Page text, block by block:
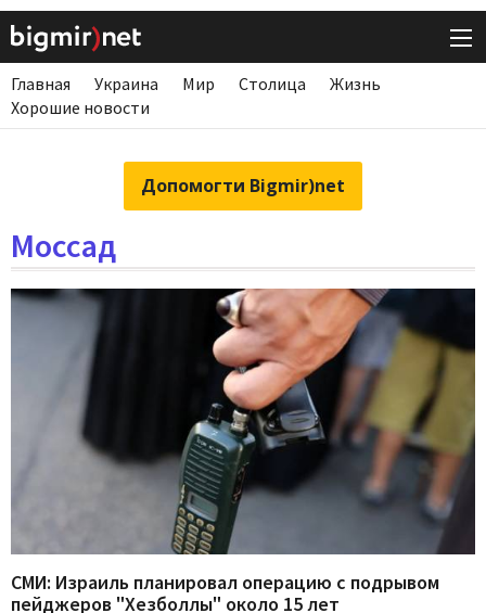
Главная Украина Мир Столица
Жизнь
Хорошие новости
Допомогти Bigmir)net
Моссад
СМИ: Израиль планировал операцию с подрывом
пейджеров "Хезболлы" около 15 лет